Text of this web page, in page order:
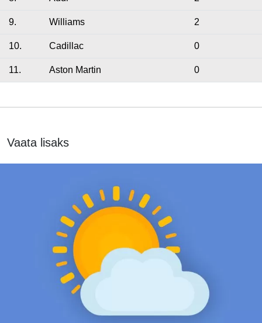
9. Williams 2
10. Cadillac 0
11. Aston Martin 0
Vaata lisaks